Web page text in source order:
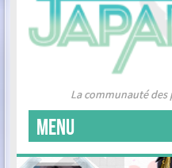
La communauté des
MENU